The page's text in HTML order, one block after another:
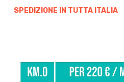
SPEDIZIONE IN TUTTA ITALIA